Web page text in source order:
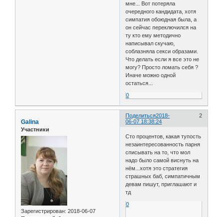
мне... Вот потеряла
очередного кандидата, хотя
симпатия обоюдная была, а
он сейчас переключился на
ту кто ему методично
написывал скучаю,
соблазняла секси образами.
Что делать если я все это не
могу? Просто ломать себя ?
Иначе можно одной
остаться...
0
Поделиться 2
2018-
06-07 18:38:24
Galina
Участники
Зарегистрирован: 2018-06-07
Сто процентов, какая тупость
незаинтересованность парня
списывать на то, что мол
надо было самой виснуть на
нём...хотя это стратегия
страшных баб, симпатичным
девам пишут, приглашают и
тд
0